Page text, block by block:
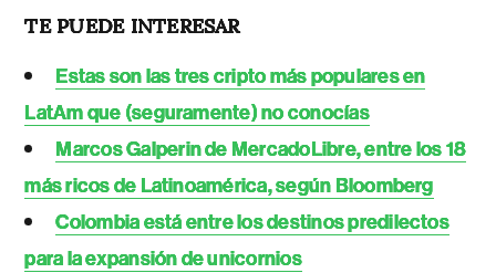
TE PUEDE INTERESAR
Estas son las tres cripto más populares en
LatAm que (seguramente) no conocías
Marcos Galperin de MercadoLibre, entre los 18
más ricos de Latinoamérica, según Bloomberg
Colombia está entre los destinos predilectos
para la expansión de unicornios